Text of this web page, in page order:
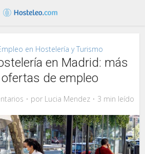
en Hostelería y Turismo
en Madrid: más
de empleo
por Lucia Mendez 3 min leído